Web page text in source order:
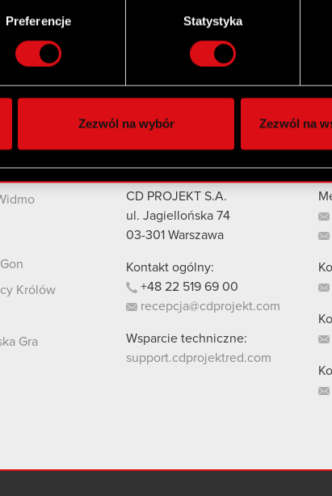
Twoje osobiste dane są przetwarzane oraz ustaw
możesz zmienić lub wycofać swoją zgodę w
treści i reklam, aby oferować funkcje
Partnerzy mogą połączyć te informacje z
podczas korzystania z ich usług. Kontynuując
Preferencje Statystyka
Zezwól na wybór Zezwól na
Królów
Gra
Kontakt
CD PROJEKT S.A.
ul. Jagiellońska 74
03-301 Warszawa
Kontakt ogólny:
+48 22 519 69 00
recepcja@cdprojekt.com
Wsparcie techniczne:
support.cdprojektred.com